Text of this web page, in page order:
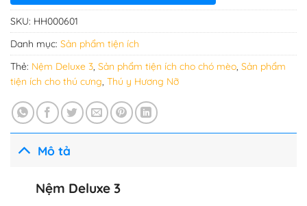
SKU: HH000601
Danh mục: Sản phẩm tiện ích
Thẻ: Nệm Deluxe 3, Sản phẩm tiện ích cho chó mèo, Sản phẩm
tiện ích cho thú cưng, Thú y Hương Nỡ
Mô tả
Nệm Deluxe 3